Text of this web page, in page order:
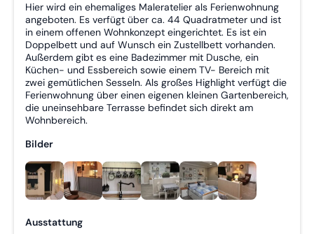
Hier wird ein ehemaliges Maleratelier als Ferienwohnung
angeboten. Es verfügt über ca. 44 Quadratmeter und ist
in einem offenen Wohnkonzept eingerichtet. Es ist ein
Doppelbett und auf Wunsch ein Zustellbett vorhanden.
Außerdem gibt es eine Badezimmer mit Dusche, ein
Küchen- und Essbereich sowie einem TV- Bereich mit
zwei gemütlichen Sesseln. Als großes Highlight verfügt die
Ferienwohnung über einen eigenen kleinen Gartenbereich,
die uneinsehbare Terrasse befindet sich direkt am
Wohnbereich.
Bilder
Ausstattung